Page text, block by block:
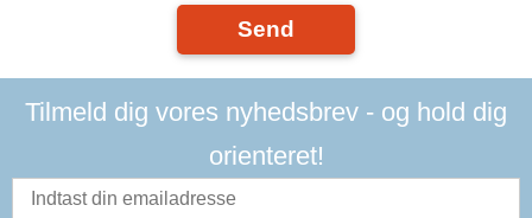
Send
Tilmeld dig vores nyhedsbrev - og hold dig
orienteret!